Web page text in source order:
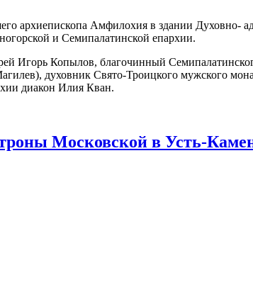
архиепископа Амфилохия в здании Духовно-
и Семипалатинской епархии.
Игорь Копылов, благочинный
духовник Свято-Троицкого мужского
диакон Илия Кван.
Московской в Усть-